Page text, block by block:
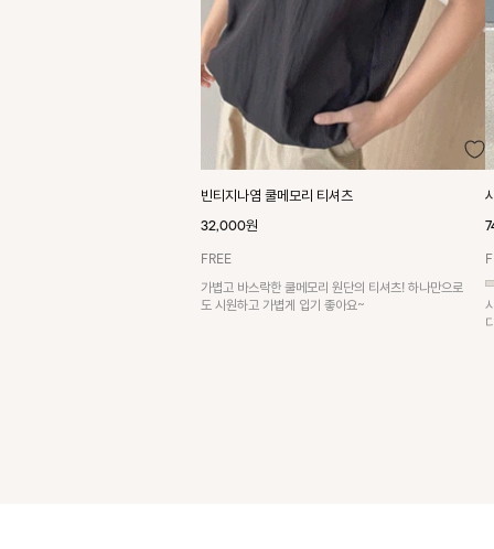
빈티지나염 쿨메모리 티셔츠
32,000원
FREE
가볍고 바스락한 쿨메모리 원단의 티셔츠! 하나만으로
도 시원하고 가볍게 입기 좋아요~